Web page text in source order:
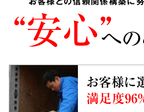
“安心”への
お客様に
満足度